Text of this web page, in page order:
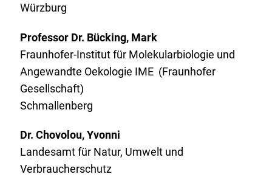
Würzburg
Professor Dr. Bücking, Mark
Fraunhofer-Institut für Molekularbiologie und
Angewandte Oekologie IME (Fraunhofer
Gesellschaft)
Schmallenberg
Dr. Chovolou, Yvonni
Landesamt für Natur, Umwelt und
Verbraucherschutz